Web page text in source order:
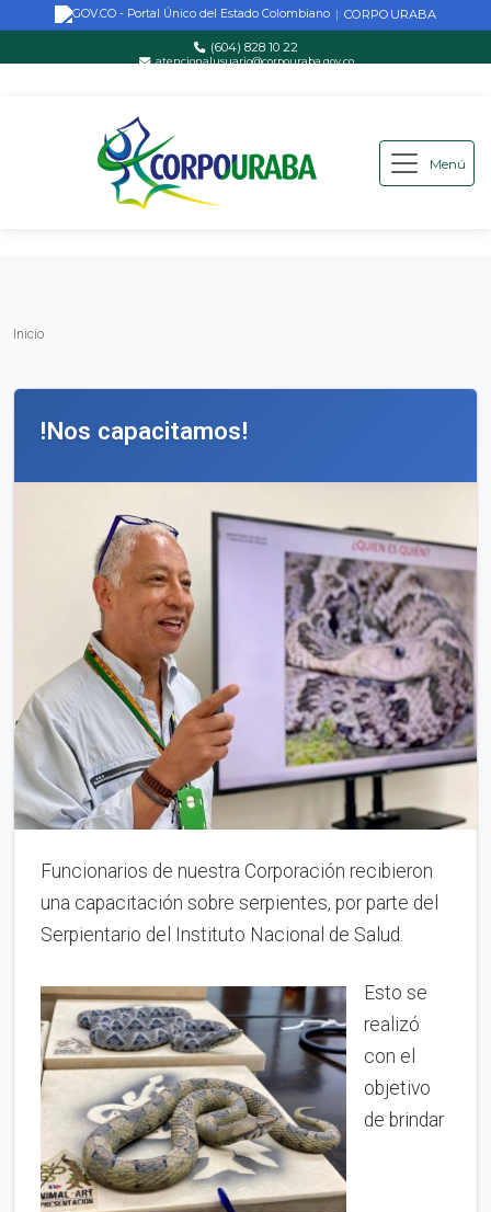
Saltar al contenido principal
| CORPOURABA
(604) 828 10 22
atencionalusuario@corpouraba.gov.co
Menú
Inicio
!Nos capacitamos!
Funcionarios de nuestra Corporación recibieron
una capacitación sobre serpientes, por parte del
Serpientario del Instituto Nacional de Salud.
Esto se
realizó
con el
objetivo
de brindar